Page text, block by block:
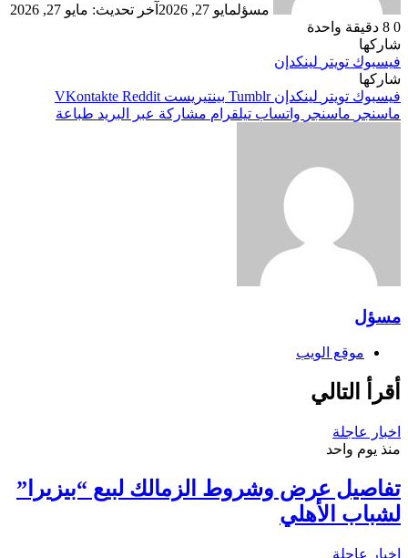
مسؤلمايو 27, 2026
آخر تحديث: مايو 27, 2026
0
دقيقة واحدة
شاركها
فيسبوك تويتر لينكدإن
شاركها
فيسبوك تويتر لينكدإن بينتيريست
ماسنجر ماسنجر واتساب تيلقرام مشاركة عبر البريد طباعة
مسؤل
موقع الويب
أقرأ التالي
اخبار عاجلة
منذ يوم واحد
تفاصيل عرض وشروط الزمالك لبيع “بيزيرا”
لشباب الأهلي
اخبار عاجلة